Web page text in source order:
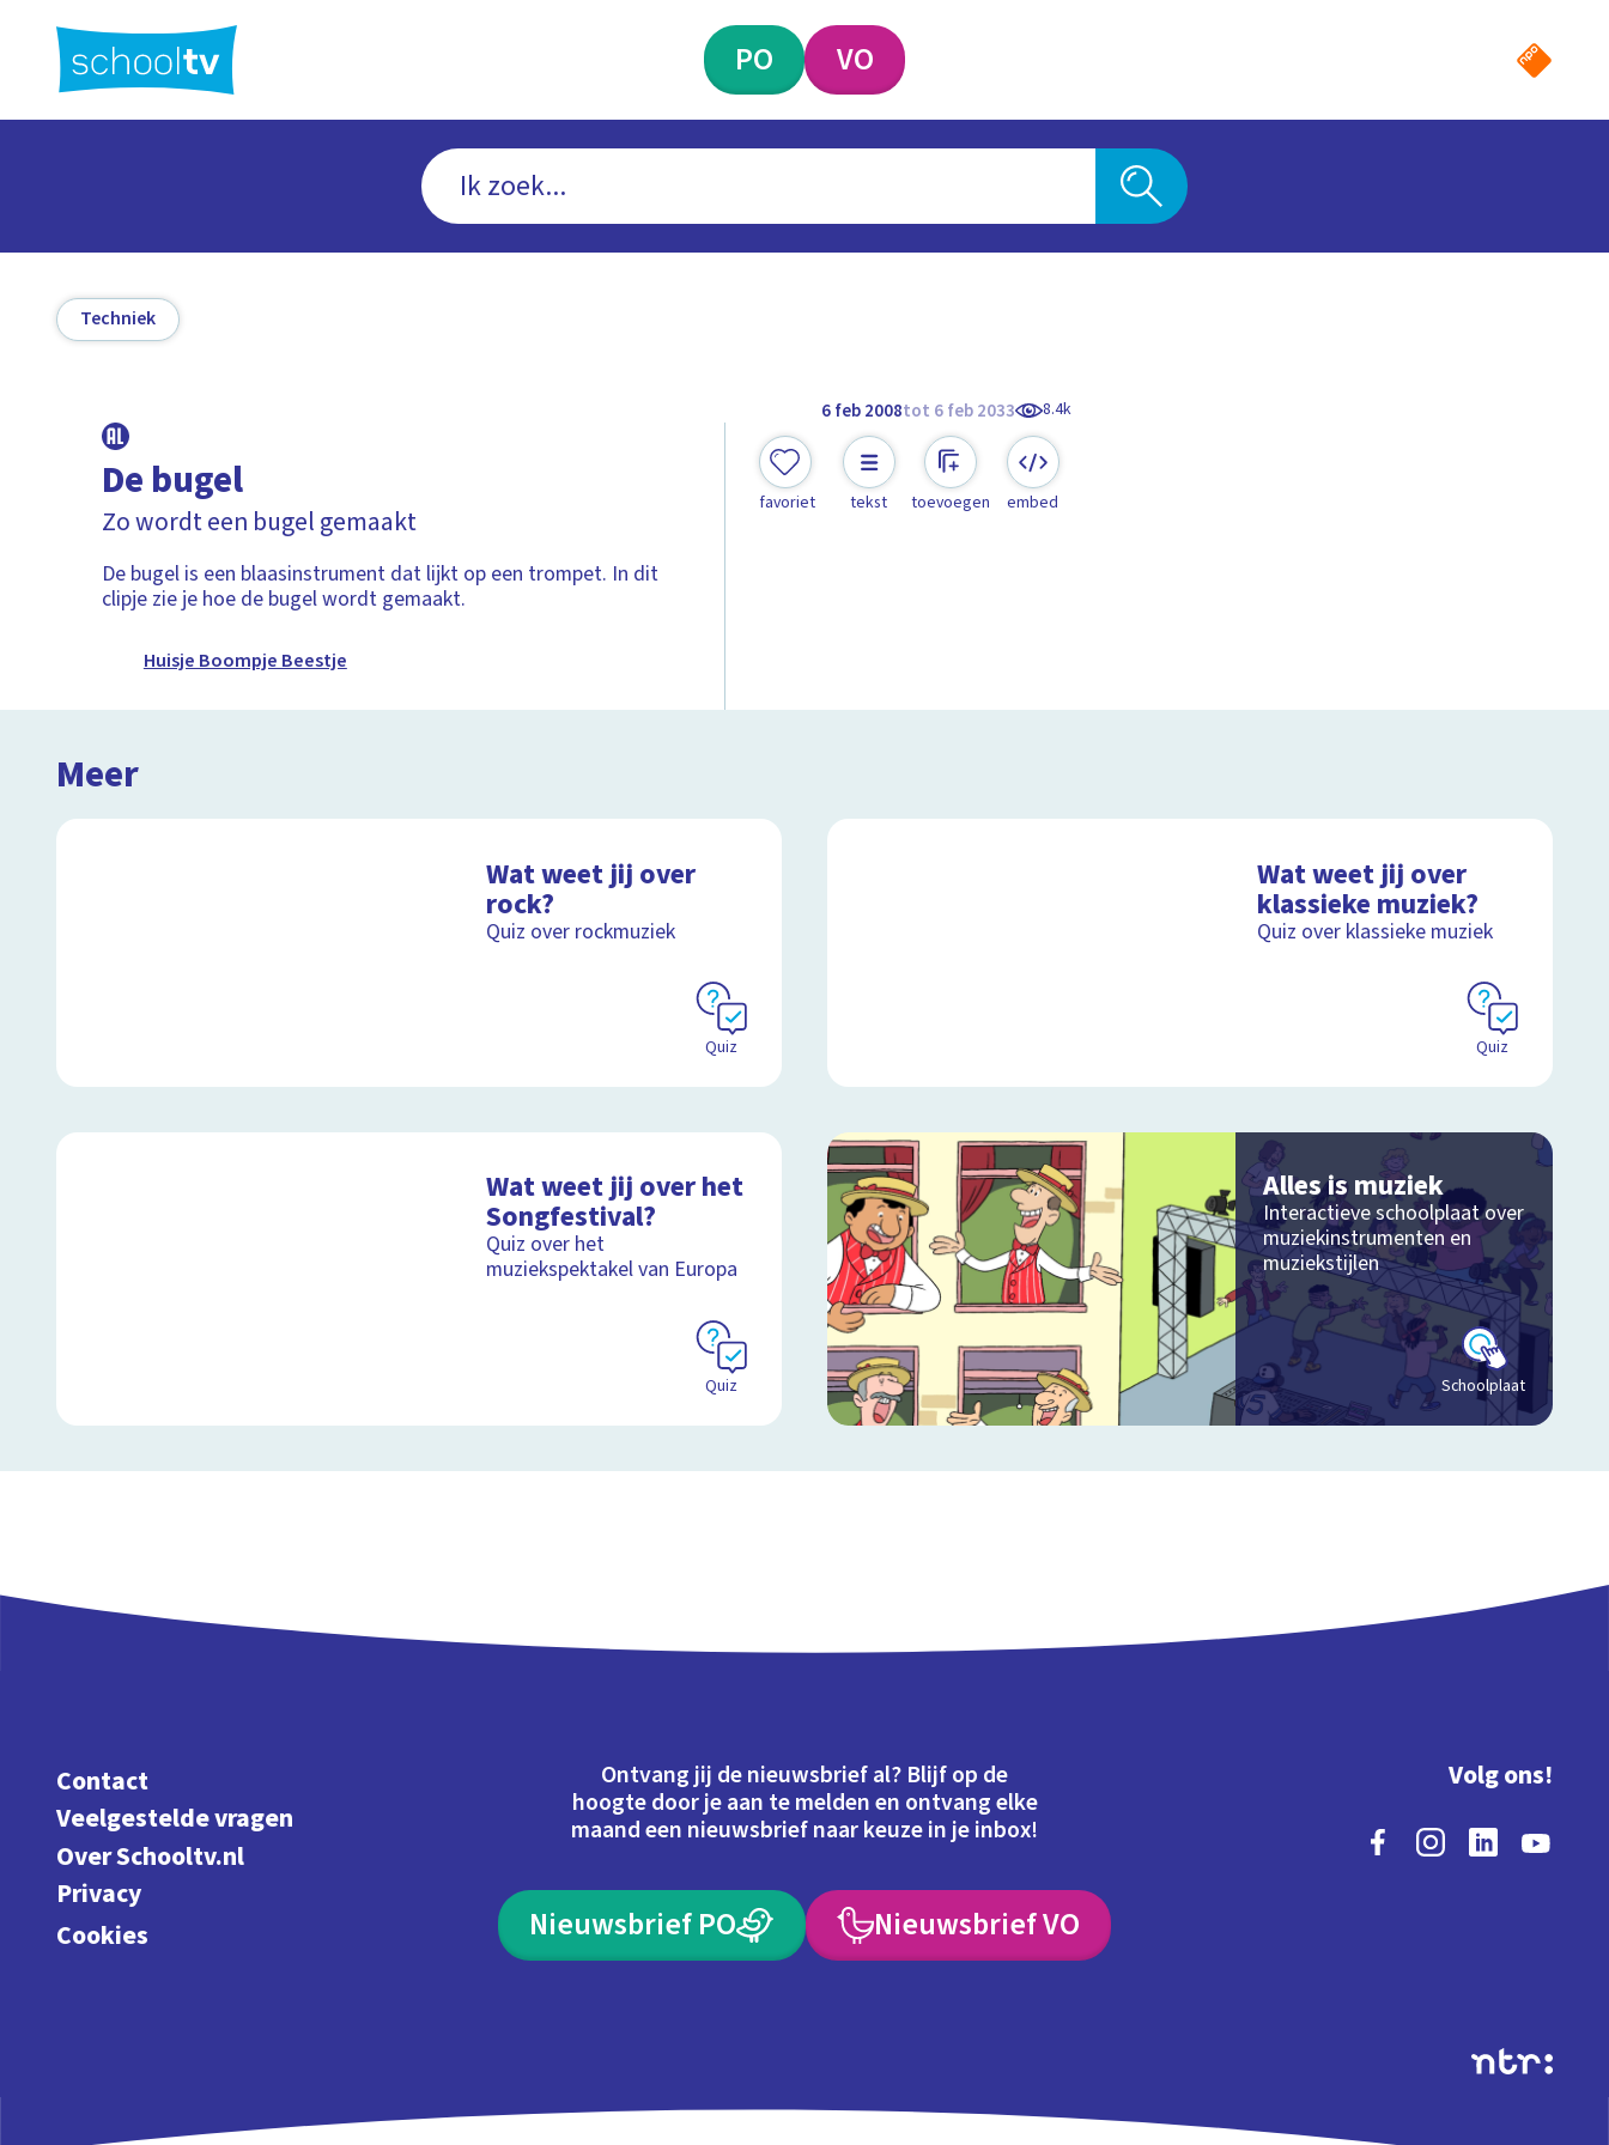
hoofdinhoud
PO VO
Techniek
6 feb 2008tot 6 feb 2033 8.4k
De bugel
Zo wordt een bugel gemaakt
De bugel is een blaasinstrument dat lijkt op een trompet. In dit
clipje zie je hoe de bugel wordt gemaakt.
Huisje Boompje Beestje
favoriet tekst toevoegen embed
Meer
Wat weet jij over
rock?
Quiz over rockmuziek
Quiz
Wat weet jij over
klassieke muziek?
Quiz over klassieke muziek
Quiz
Wat weet jij over het
Songfestival?
Quiz over het
muziekspektakel van Europa
Quiz
Alles is muziek
Interactieve schoolplaat over
muziekinstrumenten en
muziekstijlen
Schoolplaat
Contact
Veelgestelde vragen
Over Schooltv.nl
Privacy
Cookies
Ontvang jij de nieuwsbrief al? Blijf op de
hoogte door je aan te melden en ontvang elke
maand een nieuwsbrief naar keuze in je inbox!
Nieuwsbrief PO Nieuwsbrief VO
Volg ons!